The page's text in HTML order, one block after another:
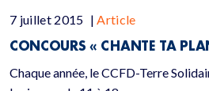
7 juillet 2015 | Article
CONCOURS « CHANTE TA
Chaque année, le CCFD-Terre